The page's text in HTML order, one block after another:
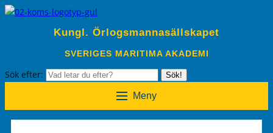
Kungl. Örlogsmannasällskapet
SVERIGES MARITIMA AKADEMI
Sök efter: Sök!
Meny